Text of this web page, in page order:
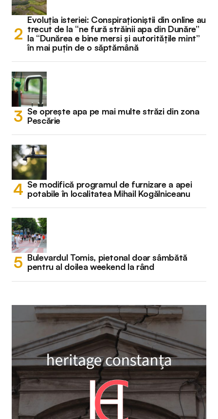
Evoluția isteriei: Conspiraționiștii din online au
trecut de la “ne fură străinii apa din Dunăre”
la “Dunărea e bine mersi și autoritățile mint”
în mai puțin de o săptămână
Se oprește apa pe mai multe străzi din zona
Pescărie
Se modifică programul de furnizare a apei
potabile în localitatea Mihail Kogălniceanu
Bulevardul Tomis, pietonal doar sâmbătă
pentru al doilea weekend la rând